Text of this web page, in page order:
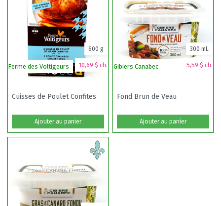
Ferme des Voltigeurs 10,69 $ ch.
600 g
Cuisses de Poulet Confites
Ajouter au panier
Gibiers Canabec 5,59 $ ch.
300 mL
Fond Brun de Veau
Ajouter au panier